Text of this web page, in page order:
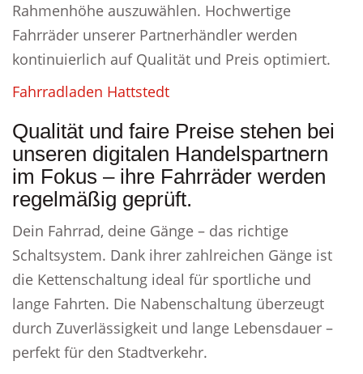
Rahmenhöhe auszuwählen. Hochwertige
Fahrräder unserer Partnerhändler werden
kontinuierlich auf Qualität und Preis optimiert.
Fahrradladen Hattstedt
Qualität und faire Preise stehen bei
unseren digitalen Handelspartnern
im Fokus – ihre Fahrräder werden
regelmäßig geprüft.
Dein Fahrrad, deine Gänge – das richtige
Schaltsystem. Dank ihrer zahlreichen Gänge ist
die Kettenschaltung ideal für sportliche und
lange Fahrten. Die Nabenschaltung überzeugt
durch Zuverlässigkeit und lange Lebensdauer –
perfekt für den Stadtverkehr.